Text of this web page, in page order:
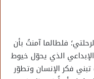
فلطالما آمنتُ بأن
الذي يحوّل خيوط
فكر الإنسان وتطوّر